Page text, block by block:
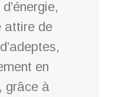
attire de
en
grâce à